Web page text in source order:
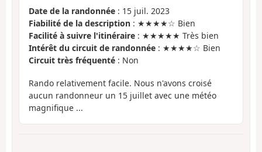
Date de la randonnée : 15 juil. 2023
Fiabilité de la description : ★★★★☆ Bien
Facilité à suivre l'itinéraire : ★★★★★ Très bien
Intérêt du circuit de randonnée : ★★★★☆ Bien
Circuit très fréquenté : Non
Rando relativement facile. Nous n'avons croisé
aucun randonneur un 15 juillet avec une météo
magnifique ...